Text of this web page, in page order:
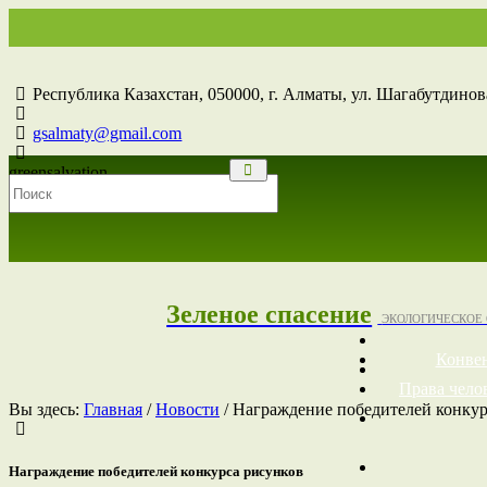
Республика Казахстан,050000, г. Алматы, ул.
gsalmaty@gmail.com
greensalvation
Зеленое спасение
Права
Вы здесь: Главная /Новости /Награждение победителей
Награждение победителей конкурса рисунков